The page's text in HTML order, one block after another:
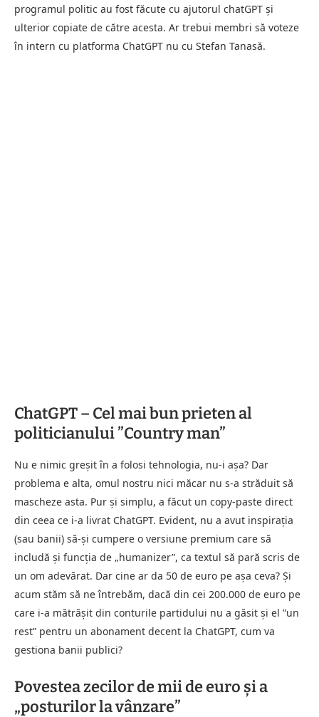
programul politic au fost făcute cu ajutorul chatGPT și
ulterior copiate de către acesta. Ar trebui membri să voteze
în intern cu platforma ChatGPT nu cu Stefan Tanasă.
ChatGPT – Cel mai bun prieten al
politicianului ”Country man”
Nu e nimic greșit în a folosi tehnologia, nu-i așa? Dar
problema e alta, omul nostru nici măcar nu s-a străduit să
mascheze asta. Pur și simplu, a făcut un copy-paste direct
din ceea ce i-a livrat ChatGPT. Evident, nu a avut inspirația
(sau banii) să-și cumpere o versiune premium care să
includă și funcția de „humanizer”, ca textul să pară scris de
un om adevărat. Dar cine ar da 50 de euro pe așa ceva? Și
acum stăm să ne întrebăm, dacă din cei 200.000 de euro pe
care i-a mătrășit din conturile partidului nu a găsit și el ”un
rest” pentru un abonament decent la ChatGPT, cum va
gestiona banii publici?
Povestea zecilor de mii de euro și a
„posturilor la vânzare”